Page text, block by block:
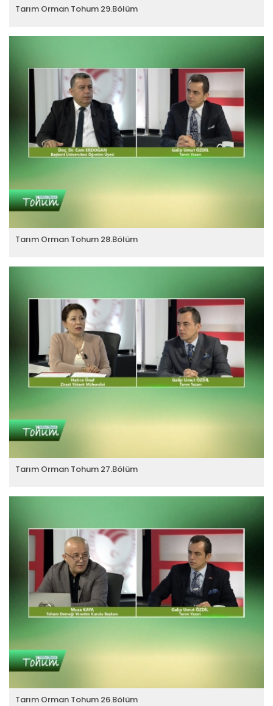
Tarım Orman Tohum 29.Bölüm
Tarım Orman Tohum 28.Bölüm
Tarım Orman Tohum 27.Bölüm
Tarım Orman Tohum 26.Bölüm